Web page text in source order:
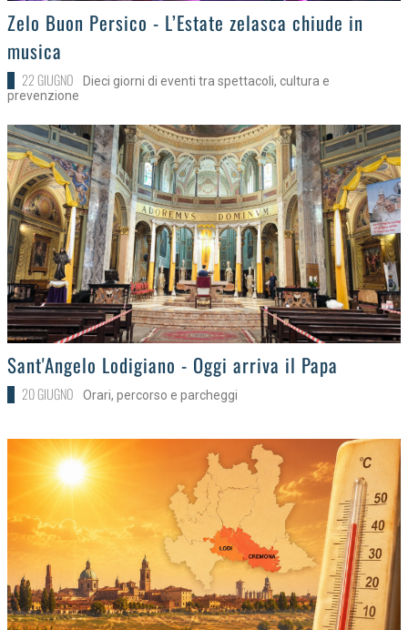
>
Zelo Buon Persico - L’Estate zelasca chiude in
musica
22 GIUGNO
Dieci giorni di eventi tra spettacoli, cultura e
prevenzione
>
Sant'Angelo Lodigiano - Oggi arriva il Papa
20 GIUGNO Orari, percorso e parcheggi